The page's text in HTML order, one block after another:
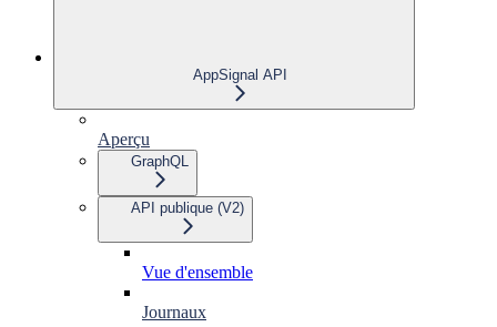
AppSignal API
Aperçu
GraphQL
API publique (V2)
Vue d'ensemble
Journaux